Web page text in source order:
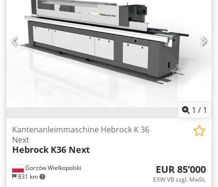
Tischaufspannfläche 700 x 500 mm max. Tischbelastung
500 kg T-Nuten 7x 14 x 63 mm Anzahl der Werkzeugplätze
30 pos. max. Werkzeuggewicht 6 kg Eilgang 24 m/min
Vorschubkraft 4,5 kN Vorschubgeschwindigkeit 1 - 24.000
mm/min Gesamtleistungsbedarf 26 kVA Maschinengewicht
ca. 4,5 t Raumbedarf ca. 4,5 x 3,5 x 2,3 m Späneförderer
Handrad Messtaster Dkodpfx Aleza T A Doaer
Kühlmittelpistole sofort verfügbar
1 / 1
Gorzów Wielkopolski
831 km
Kantenanleimmaschine Hebrock K 36
Next
Hebrock K36 Next
EUR 85’000
EXW VB zzgl. MwSt.